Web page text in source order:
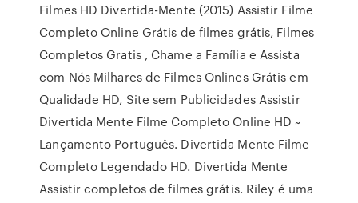
Filmes HD Divertida-Mente (2015) Assistir Filme
Completo Online Grátis de filmes grátis, Filmes
Completos Gratis , Chame a Família e Assista
com Nós Milhares de Filmes Onlines Grátis em
Qualidade HD, Site sem Publicidades Assistir
Divertida Mente Filme Completo Online HD ~
Lançamento Português. Divertida Mente Filme
Completo Legendado HD. Divertida Mente
Assistir completos de filmes grátis. Riley é uma